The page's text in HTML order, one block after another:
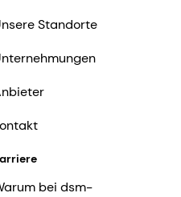
Standorte
bei dsm-